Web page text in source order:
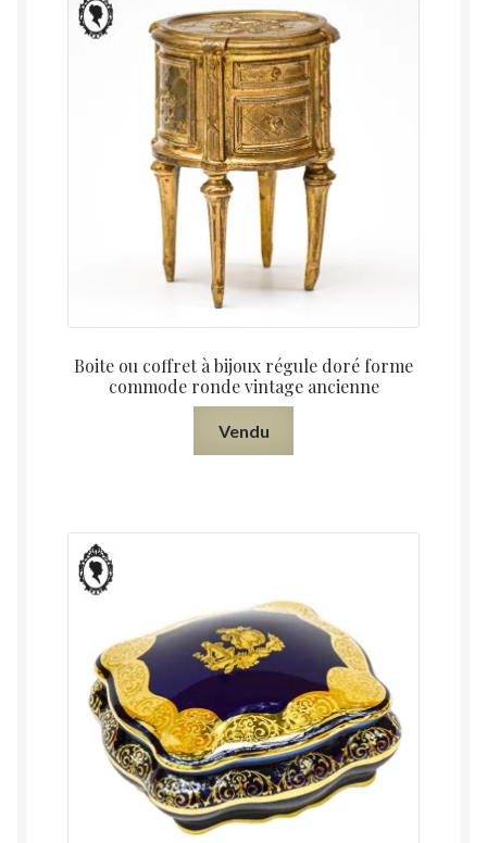
Boite ou coffret à bijoux régule doré forme
commode ronde vintage ancienne
Vendu